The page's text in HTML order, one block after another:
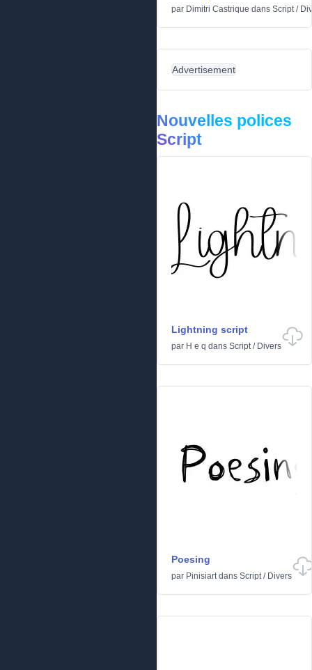
par Dimitri Castrique dans Script/
Advertisement
Nouvelles polices
Script
Lightning script
par H e q dans Script/ Divers
Poesing
par Pinisiartdans Script/ Divers